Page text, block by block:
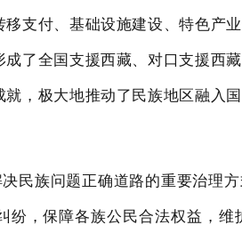
移支付、基础设施建设、特色产业
成了全国支援西藏、对口支援西
就，极大地推动了民族地区融入
民族问题正确道路的重要治理
纷，保障各族公民合法权益，